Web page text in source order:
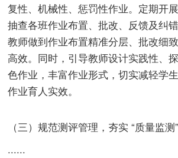
复性、机械性、惩罚性作业。定期开
抽查各班作业布置、批改、反馈及纠
教师做到作业布置精准分层、批改细
高效。同时，引导教师设计实践性、
色作业，丰富作业形式，切实减轻学
作业育人实效。
（三）规范测评管理，夯实 “质量监测
......